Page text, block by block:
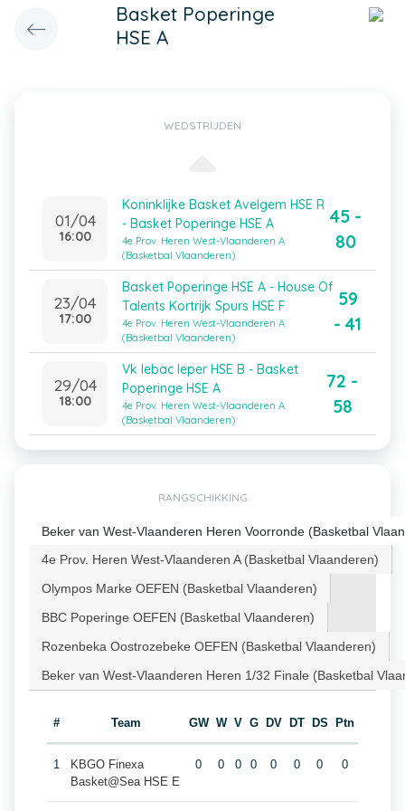
Basket Poperinge
HSE A
WEDSTRIJDEN
01/04
16:00
Koninklijke Basket Avelgem HSE R
- Basket Poperinge HSE A
4e Prov. Heren West-Vlaanderen A
(Basketbal Vlaanderen)
45 -
80
23/04
17:00
Basket Poperinge HSE A - House Of
Talents Kortrijk Spurs HSE F
4e Prov. Heren West-Vlaanderen A
(Basketbal Vlaanderen)
59
- 41
29/04
18:00
Vk Iebac Ieper HSE B - Basket
Poperinge HSE A
4e Prov. Heren West-Vlaanderen A
(Basketbal Vlaanderen)
72 -
58
RANGSCHIKKING
Beker van West-Vlaanderen Heren Voorronde (Basketbal
4e Prov. Heren West-Vlaanderen A (Basketbal Vlaanderen)
Olympos Marke OEFEN (Basketbal Vlaanderen)
BBC Poperinge OEFEN (Basketbal Vlaanderen)
Rozenbeka Oostrozebeke OEFEN (Basketbal Vlaanderen)
Beker van West-Vlaanderen Heren 1/32 Finale (Basketbal
# Team GW W V G DV DT DS Ptn
1
KBGO Finexa
Basket@Sea HSE E
0 0 0 0 0 0 0 0